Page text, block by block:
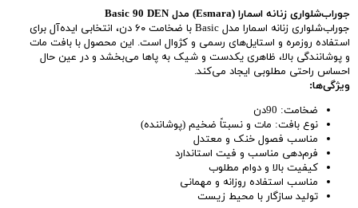
جوراب‌شلواری زنانه اسمارا (Esmara) مدل Basic 90 DEN
جوراب‌شلواری زنانه اسمارا مدل Basic با ضخامت ۶۰ دن، انتخابی ایده‌آل برای
استفاده روزمره و استایل‌های رسمی و کژوال است. این محصول با بافت مات
و پوشانندگی بالا، ظاهری یکدست و شیک به پاها می‌بخشد و در عین حال
احساس راحتی مطلوبی ایجاد می‌کند.
ویژگی‌ها:
ضخامت: 90دن
نوع بافت: مات و نسبتاً ضخیم (پوشاننده)
مناسب فصول خنک و معتدل
فرم‌دهی مناسب و فیت استاندارد
کیفیت بالا و دوام مطلوب
مناسب استفاده روزانه و مهمانی
تولید سازگار با محیط زیست